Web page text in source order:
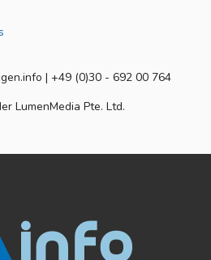
| +49 (0)30 - 692 00 764
LumenMedia Pte. Ltd.